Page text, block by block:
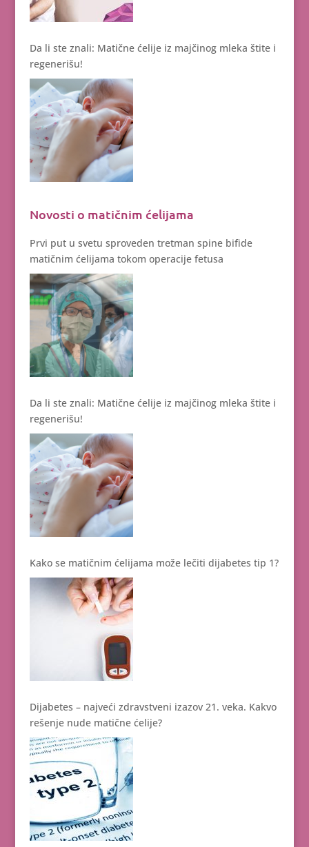
Da li ste znali: Matične ćelije iz majčinog mleka štite i
regenerišu!
Novosti o matičnim ćelijama
Prvi put u svetu sproveden tretman spine bifide
matičnim ćelijama tokom operacije fetusa
Da li ste znali: Matične ćelije iz majčinog mleka štite i
regenerišu!
Kako se matičnim ćelijama može lečiti dijabetes tip 1?
Dijabetes – najveći zdravstveni izazov 21. veka. Kakvo
rešenje nude matične ćelije?